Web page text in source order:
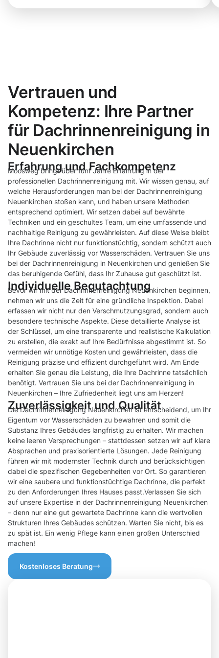
Vertrauen und
Kompetenz: Ihre Partner
für Dachrinnenreinigung in
Neuenkirchen
Erfahrung und Fachkompetenz
Moosweg bringt über fünf Jahre Erfahrung in der
professionellen Dachrinnenreinigung mit. Wir wissen genau, auf
welche Herausforderungen man bei der Dachrinnenreinigung
Neuenkirchen stoßen kann, und haben unsere Methoden
entsprechend optimiert. Wir setzen dabei auf bewährte
Techniken und ein geschultes Team, um eine umfassende und
nachhaltige Reinigung zu gewährleisten. Auf diese Weise bleibt
Ihre Dachrinne nicht nur funktionstüchtig, sondern schützt auch
Ihr Gebäude zuverlässig vor Wasserschäden. Vertrauen Sie uns
bei der Dachrinnenreinigung in Neuenkirchen und genießen Sie
das beruhigende Gefühl, dass Ihr Zuhause gut geschützt ist.
Individuelle Begutachtung
Bevor wir mit der Dachrinnenreinigung Neuenkirchen beginnen,
nehmen wir uns die Zeit für eine gründliche Inspektion. Dabei
erfassen wir nicht nur den Verschmutzungsgrad, sondern auch
besondere technische Aspekte. Diese detaillierte Analyse ist
der Schlüssel, um eine transparente und realistische Kalkulation
zu erstellen, die exakt auf Ihre Bedürfnisse abgestimmt ist. So
vermeiden wir unnötige Kosten und gewährleisten, dass die
Reinigung präzise und effizient durchgeführt wird. Am Ende
erhalten Sie genau die Leistung, die Ihre Dachrinne tatsächlich
benötigt. Vertrauen Sie uns bei der Dachrinnenreinigung in
Neuenkirchen – Ihre Zufriedenheit liegt uns am Herzen!
Zuverlässigkeit und Qualität
Die Dachrinnenreinigung Neuenkirchen ist entscheidend, um Ihr
Eigentum vor Wasserschäden zu bewahren und somit die
Substanz Ihres Gebäudes langfristig zu erhalten. Wir machen
keine leeren Versprechungen – stattdessen setzen wir auf klare
Absprachen und praxisorientierte Lösungen. Jede Reinigung
führen wir mit modernster Technik durch und berücksichtigen
dabei die spezifischen Gegebenheiten vor Ort. So garantieren
wir eine saubere und funktionstüchtige Dachrinne, die perfekt
zu den Anforderungen Ihres Hauses passt.Verlassen Sie sich
auf unsere Expertise in der Dachrinnenreinigung Neuenkirchen
– denn nur eine gut gewartete Dachrinne kann die wertvollen
Strukturen Ihres Gebäudes schützen. Warten Sie nicht, bis es
zu spät ist. Ein wenig Pflege kann einen großen Unterschied
machen!
Kostenloses Beratung